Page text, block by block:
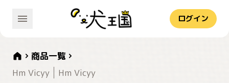
ログイン
商品一覧
Hm Vicyy
Hm Vicyy